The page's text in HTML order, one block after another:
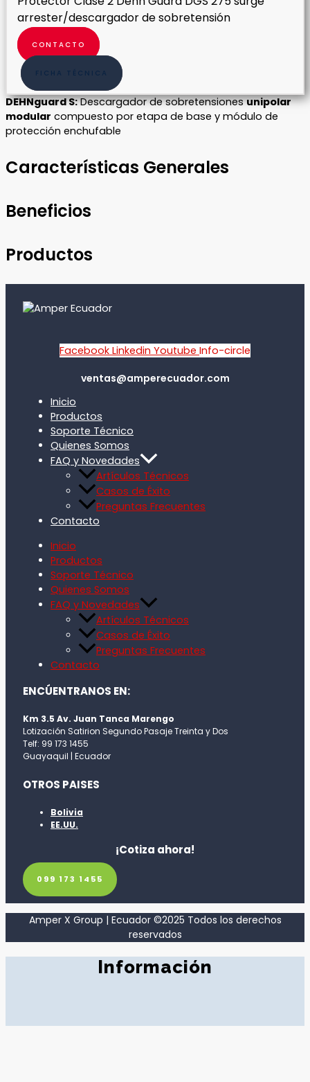
arrester/descargador de sobretensión
CONTACTO
FICHA TÉCNICA
DEHNguard S:Descargador de sobretensionesunipolar
modular compuesto por etapa de base y módulo de
protección enchufable
Características Generales
Beneficios
Productos
Facebook Linkedin Youtube Info-circle
ventas@amperecuador.com
Inicio
Productos
Soporte Técnico
Quienes Somos
FAQ y Novedades
Artículos Técnicos
Casos de Éxito
Preguntas Frecuentes
Contacto
Inicio
Productos
Soporte Técnico
Quienes Somos
FAQ y Novedades
Artículos Técnicos
Casos de Éxito
Preguntas Frecuentes
Contacto
ENCÚENTRANOS EN:
Km 3.5 Av. Juan Tanca Marengo
Lotización Satirion Segundo Pasaje Treinta y Dos
Telf: 99 173 1455
Guayaquil | Ecuador
OTROS PAISES
Bolivia
EE.UU.
¡Cotiza ahora!
099 173 1455
Amper X Group | Ecuador ©2025 Todos los derechos
reservados
Información